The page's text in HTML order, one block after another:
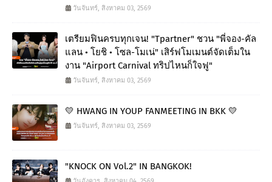
วันจันทร์, สิงหาคม 03, 2569
เตรียมฟินครบทุกเจน! "Tpartner" ชวน "พี่จอง-คัล
แลน • โยชิ • โซล-โมเน่" เสิร์ฟโมเมนต์จัดเต็มใน
งาน "Airport Carnival ทริปไหนก็ใจฟู"
วันจันทร์, สิงหาคม 03, 2569
💛 HWANG IN YOUP FANMEETING IN BKK 💛
วันจันทร์, สิงหาคม 03, 2569
"KNOCK ON Vol.2" IN BANGKOK!